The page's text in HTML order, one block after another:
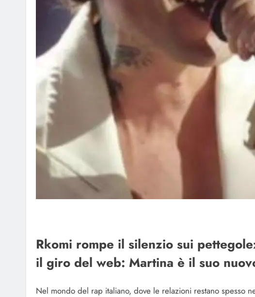
Rkomi rompe il silenzio sui
il giro del web: Martina è il suo
Nel mondo del rap italiano, dove le relazioni restano spesso